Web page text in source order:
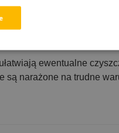
ewentualne
są narażone na trudne